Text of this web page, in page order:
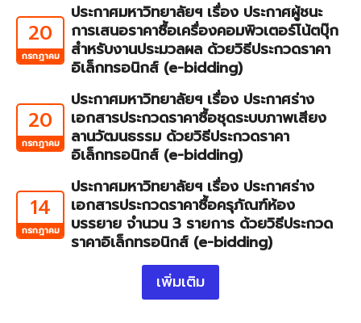
20
กรกฎาคม
ประกาศมหาวิทยาลัยฯ เรื่อง ประกาศผู้ชนะ
การเสนอราคาซื้อเครื่องคอมพิวเตอร์โน้ตบุ๊ก
สำหรับงานประมวลผล ด้วยวิธีประกวดราคา
อิเล็กทรอนิกส์ (e-bidding)
20
กรกฎาคม
ประกาศมหาวิทยาลัยฯ เรื่อง ประกาศร่าง
เอกสารประกวดราคาซื้อชุดระบบภาพเสียง
ลานวัฒนธรรม ด้วยวิธีประกวดราคา
อิเล็กทรอนิกส์ (e-bidding)
14
กรกฎาคม
ประกาศมหาวิทยาลัยฯ เรื่อง ประกาศร่าง
เอกสารประกวดราคาซื้อครุภัณฑ์ห้อง
บรรยาย จำนวน 3 รายการ ด้วยวิธีประกวด
ราคาอิเล็กทรอนิกส์ (e-bidding)
เพิ่มเติม